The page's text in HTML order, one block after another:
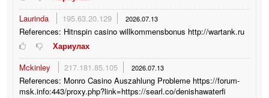
Laurinda
195.63.20.129 2026.07.13
References: Hitnspin casino willkommensbonus http://wartank.ru
Хариулах
Mckinley
217.181.85.105 2026.07.13
References: Monro Casino Auszahlung Probleme https://forum-
msk.info:443/proxy.php?link=https://searl.co/denishawaterfi